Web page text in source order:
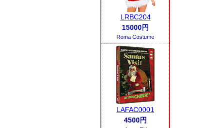
LRBC204
15000円
Roma Costume
LAFAC0001
4500円